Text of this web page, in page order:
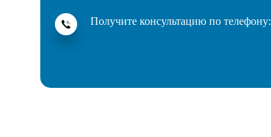
Получите консультацию по телефону: